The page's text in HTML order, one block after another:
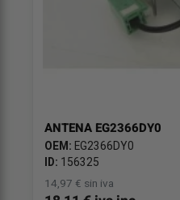
ANTENA EG2366DY0
OEM: EG2366DY0
ID: 156325
14,97 € sin iva